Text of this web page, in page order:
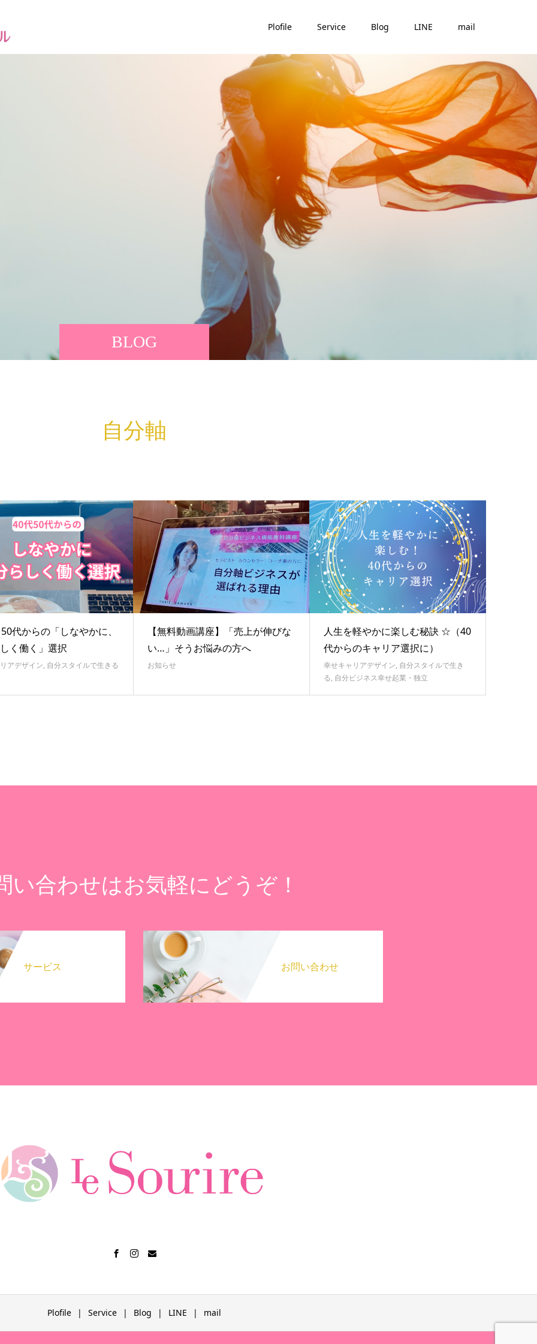
Plofile Service Blog LINE mail
BLOG
自分軸
代からの「しなやかに、
く働く」選択
アデザイン, 自分スタイルで生きる
【無料動画講座】「売上が伸びな
い…」そうお悩みの方へ
お知らせ
人生を軽やかに楽しむ秘訣 ☆（40
代からのキャリア選択に）
幸せキャリアデザイン, 自分スタイルで生き
る, 自分ビジネス幸せ起業・独立
い合わせはお気軽にどうぞ！
サービス お問い合わせ
Plofile Service Blog LINE mail